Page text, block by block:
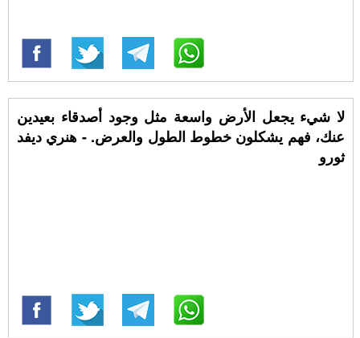
لا شيء يجعل الأرض واسعة مثل وجود أصدقاء بعيدين
عنك، فهم يشكلون خطوط الطول والعرض. - هنري ديفد
ثورو